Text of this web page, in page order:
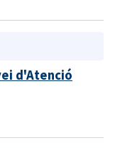
d'Atenció